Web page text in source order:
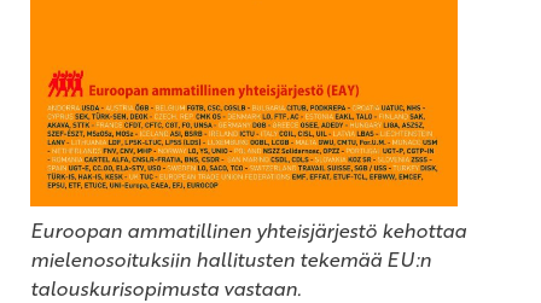
Euroopan ammatillinen yhteisjärjestö kehottaa
mielenosoituksiin hallitusten tekemää EU:n
talouskurisopimusta vastaan.